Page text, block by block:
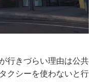
行きづらい理由は公共
クシーを使わないと行